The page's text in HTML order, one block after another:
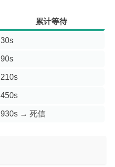
累计等待
30s
90s
210s
450s
930s → 死信